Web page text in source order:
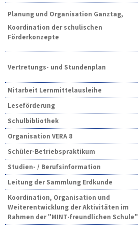
Planung und Organisation Ganztag,
Koordination der schulischen
Förderkonzepte
Vertretungs- und Stundenplan
Mitarbeit Lernmittelausleihe
Leseförderung
Schulbibliothek
Organisation VERA 8
Schüler-Betriebspraktikum
Studien- / Berufsinformation
Leitung der Sammlung Erdkunde
Koordination, Organisation und
Weiterentwicklung der Aktivitäten im
Rahmen der "MINT-freundlichen Schule"